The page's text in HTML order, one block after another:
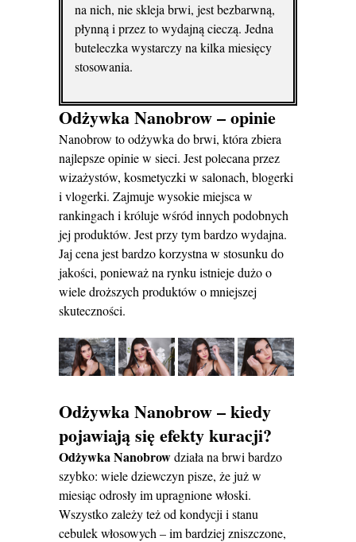
na nich, nie skleja brwi, jest bezbarwną,
płynną i przez to wydajną cieczą. Jedna
buteleczka wystarczy na kilka miesięcy
stosowania.
Odżywka Nanobrow – opinie
Nanobrow to odżywka do brwi, która zbiera
najlepsze opinie w sieci. Jest polecana przez
wizażystów, kosmetyczki w salonach, blogerki
i vlogerki. Zajmuje wysokie miejsca w
rankingach i króluje wśród innych podobnych
jej produktów. Jest przy tym bardzo wydajna.
Jaj cena jest bardzo korzystna w stosunku do
jakości, ponieważ na rynku istnieje dużo o
wiele droższych produktów o mniejszej
skuteczności.
Odżywka Nanobrow – kiedy
pojawiają się efekty kuracji?
OdżywkaNanobrowdziała na brwi bardzo
szybko: wiele dziewczyn pisze, że już w
miesiąc odrosły im upragnione włoski.
Wszystko zależy też od kondycji i stanu
cebulek włosowych – im bardziej zniszczone,